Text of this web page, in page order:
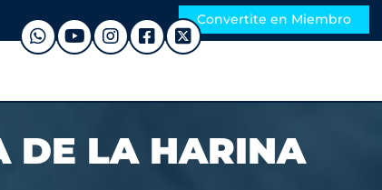
Convertite en Miembro
DE LA HARINA